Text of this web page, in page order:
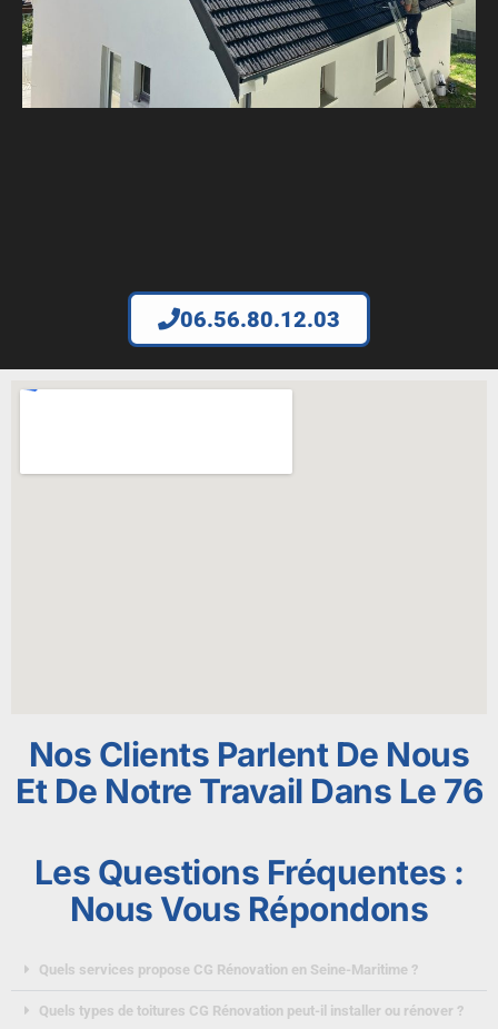
06.56.80.12.03
Nos Clients Parlent De Nous
Et De Notre Travail Dans Le 76
Les Questions Fréquentes :
Nous Vous Répondons
Quels services propose CG Rénovation en Seine-Maritime ?
Quels types de toitures CG Rénovation peut-il installer ou rénover ?